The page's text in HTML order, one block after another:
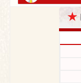
★